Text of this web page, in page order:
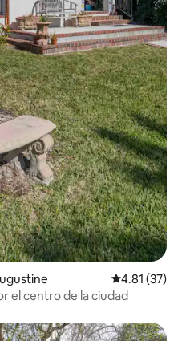
Calificación
4.81 (37)
el centro de la ciudad